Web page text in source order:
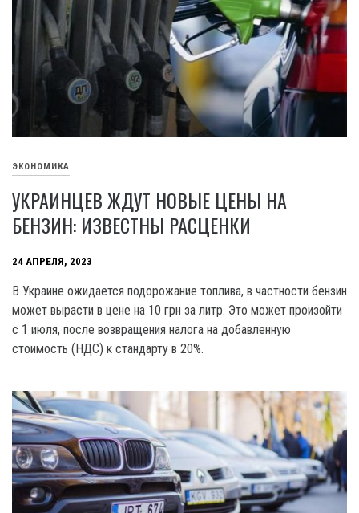
ЭКОНОМИКА
УКРАИНЦЕВ ЖДУТ НОВЫЕ ЦЕНЫ НА
БЕНЗИН: ИЗВЕСТНЫ РАСЦЕНКИ
24 АПРЕЛЯ, 2023
В Украине ожидается подорожание топлива, в частности бензин
может вырасти в цене на 10 грн за литр. Это может произойти
с 1 июля, после возвращения налога на добавленную
стоимость (НДС) к стандарту в 20%.